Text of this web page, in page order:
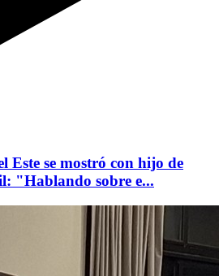
Este se mostró con hijo de
"Hablando sobre e...